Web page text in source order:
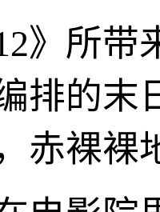
》所
排的末
赤裸裸